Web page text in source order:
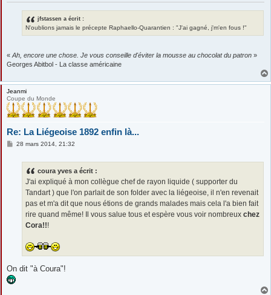
jfstassen a écrit :
N'oublions jamais le précepte Raphaello-Quarantien : "J'ai gagné, j'm'en fous !"
« Ah, encore une chose. Je vous conseille d'éviter la mousse au chocolat du patron »
Georges Abitbol - La classe américaine
Jeanmi
Coupe du Monde
Re: La Liégeoise 1892 enfin là...
M28 mars 2014, 21:32
coura yves a écrit :
J'ai expliqué à mon collègue chef de rayon liquide ( supporter du
Tandart ) que l'on parlait de son folder avec la liégeoise, il n'en revenait
pas et m'a dit que nous étions de grands malades mais cela l'a bien fait
rire quand même! Il vous salue tous et espère vous voir nombreux chez
Cora!!!
On dit "à Coura"!